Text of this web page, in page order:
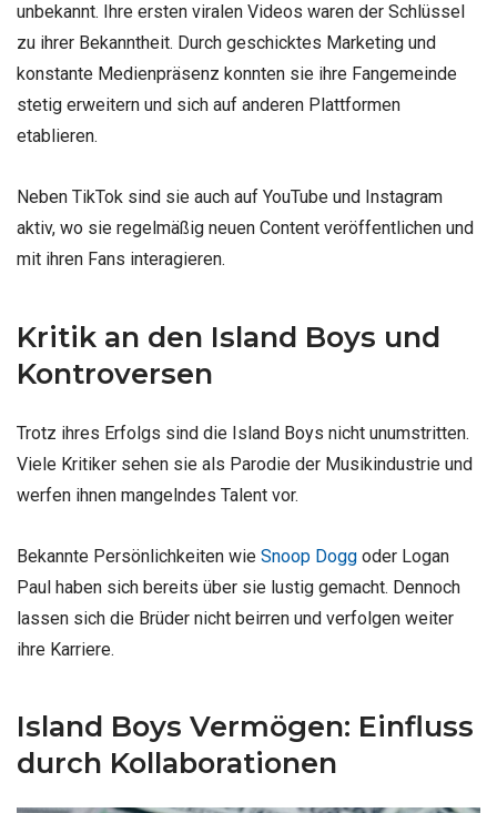
unbekannt. Ihre ersten viralen Videos waren der Schlüssel
zu ihrer Bekanntheit. Durch geschicktes Marketing und
konstante Medienpräsenz konnten sie ihre Fangemeinde
stetig erweitern und sich auf anderen Plattformen
etablieren.
Neben TikTok sind sie auch auf YouTube und Instagram
aktiv, wo sie regelmäßig neuen Content veröffentlichen und
mit ihren Fans interagieren.
Kritik an den Island Boys und
Kontroversen
Trotz ihres Erfolgs sind die Island Boys nicht unumstritten.
Viele Kritiker sehen sie als Parodie der Musikindustrie und
werfen ihnen mangelndes Talent vor.
Bekannte Persönlichkeiten wie Snoop Dogg oder Logan
Paul haben sich bereits über sie lustig gemacht. Dennoch
lassen sich die Brüder nicht beirren und verfolgen weiter
ihre Karriere.
Island Boys Vermögen: Einfluss
durch Kollaborationen